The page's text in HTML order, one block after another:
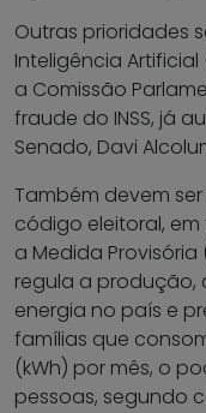
Outras prioridades
Inteligência
a Comissão
fraude do INSS, já
Senado, Davi
Também devem
código eleitoral,
a Medida
regula a produção,
energia no país e
famílias que
(kWh) por mês, o
pessoas, segundo